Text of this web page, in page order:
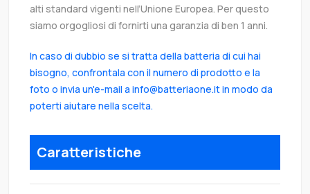
alti standard vigenti nell’Unione Europea. Per questo
siamo orgogliosi di fornirti una garanzia di ben 1 anni.
In caso di dubbio se si tratta della batteria di cui hai
bisogno, confrontala con il numero di prodotto e la
foto o invia un'e-mail a info@batteriaone.it in modo da
poterti aiutare nella scelta.
Caratteristiche